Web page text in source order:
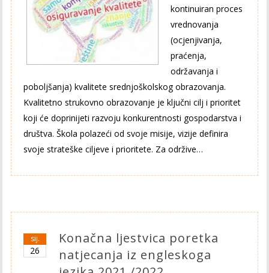
kontinuiran proces
vrednovanja
(ocjenjivanja,
praćenja,
održavanja i
poboljšanja) kvalitete srednjoškolskog obrazovanja.
Kvalitetno strukovno obrazovanje je ključni cilj i prioritet
koji će doprinijeti razvoju konkurentnosti gospodarstva i
društva. Škola polazeći od svoje misije, vizije definira
svoje strateške ciljeve i prioritete. Za održive…
sij.
26
Konačna ljestvica poretka
natjecanja iz engleskoga